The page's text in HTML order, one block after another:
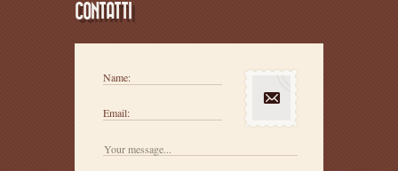
CONTATTI
Name:
Email: